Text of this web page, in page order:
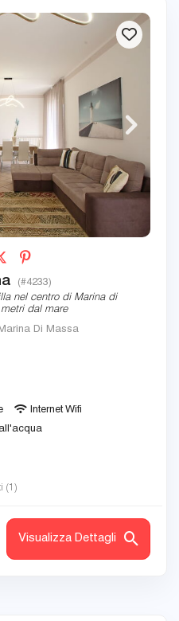
(#4233)
nel centro di Marina di
dal mare
Di Massa
Internet Wifi
(1 )
Visualizza Dettagli